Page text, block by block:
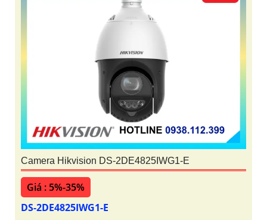
Camera Hikvision DS-2DE4825IWG1-E
Giá : 5%-35%
DS-2DE4825IWG1-E